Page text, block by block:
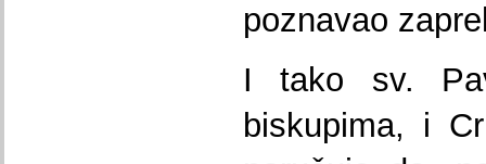
poznavao
I tako sv.
biskupima, i